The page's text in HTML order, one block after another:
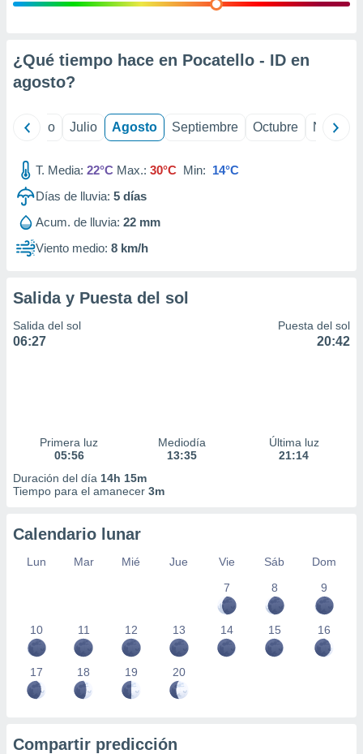
e
mediante
publicidad
de
1199
¿Qué tiempo hace en Pocatello - ID en
agosto?
Junio Julio Agosto Septiembre Octubre
T. Media: 22°C Max.: 30°C Min: 14°C
Días de lluvia: 5 días
Acum. de lluvia: 22 mm
Viento medio: 8 km/h
Salida y Puesta del sol
Salida del sol
06:27
Puesta del sol
20:42
Primera luz
05:56
Mediodía
13:35
Última luz
21:14
Duración del día 14h 15m
Tiempo para el amanecer 3m
Calendario lunar
Lun Mar Mié Jue Vie Sáb
Dom
7
8 9
10 11 12 13 14 15 16
17 18 19 20
Compartir predicción